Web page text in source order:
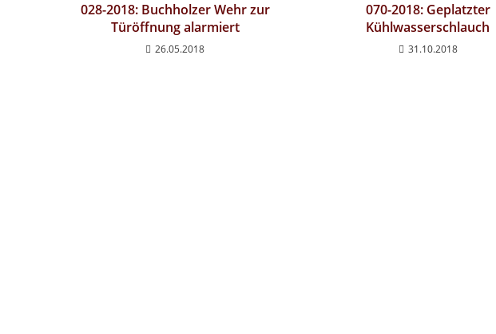
028-2018: Buchholzer Wehr zur
Türöffnung alarmiert
26.05.2018
070-2018: Geplatzter
Kühlwasserschlauch
31.10.2018